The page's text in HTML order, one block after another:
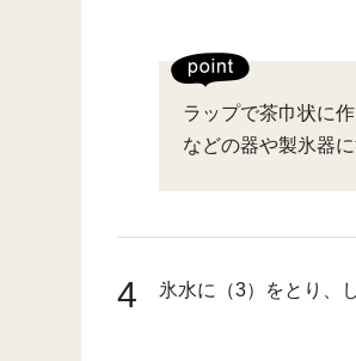
ラップで茶巾状に
などの器や製氷器に
4 氷水に（3）をとり、